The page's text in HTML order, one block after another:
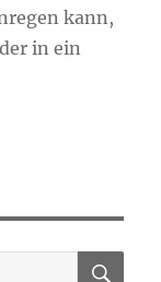
kann,
in ein